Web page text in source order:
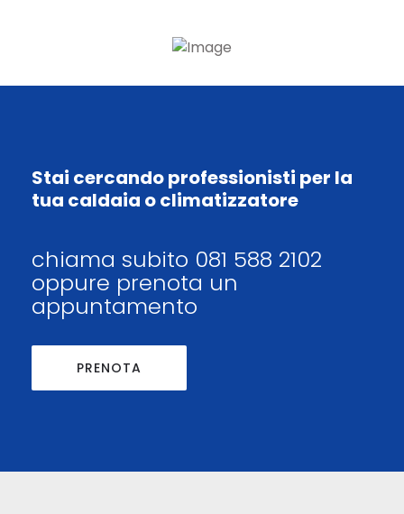
Stai cercando professionisti per la
tua caldaia o climatizzatore
chiama subito 081 588 2102
oppure prenota un
appuntamento
PRENOTA